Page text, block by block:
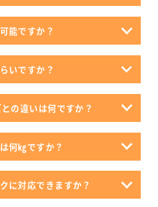
能ですか？
いですか？
の違いは何ですか？
何㎏ですか？
に対応できますか？